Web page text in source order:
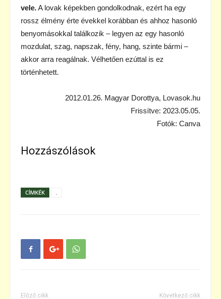
vele.A lovak képekben gondolkodnak, ezért ha egy
rossz élmény érte évekkel korábban és ahhoz hasonló
benyomásokkal találkozik – legyen az egy hasonló
mozdulat, szag, napszak, fény, hang, szinte bármi –
akkor arra reagálnak. Vélhetően ezúttal is ez
történhetett.
2012.01.26. Magyar Dorottya, Lovasok.hu
Frissítve: 2023.05.05.
Fotók: Canva
Hozzászólások
CÍMKÉK .
Előző cikk Következő cikk